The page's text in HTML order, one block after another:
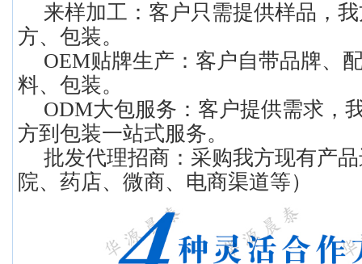
来样加工：客户只需提供样品，
方、包装。
OEM贴牌生产：客户自带品牌、
料、包装。
ODM大包服务：客户提供需求，
方到包装一站式服务。
批发代理招商：采购我方现有产
院、药店、微商、电商渠道等）